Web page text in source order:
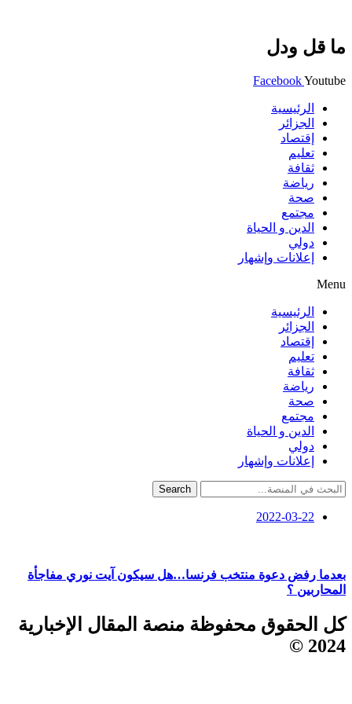
ما قل ودل
FacebookYoutube
الرئيسية
الجزائر
إقتصاد
تعليم
ثقافة
رياضة
صحة
مجتمع
الدين و الحياة
دولي
إعلانات وإشهار
Menu
الرئيسية
الجزائر
إقتصاد
تعليم
ثقافة
رياضة
صحة
مجتمع
الدين و الحياة
دولي
إعلانات وإشهار
Search
2022-03-22
بعدما رفض دعوة منتخب فرنسا…هل سيكون آيت نوري مفاجأة
المحاربين ؟
كل الحقوق محفوظة منصة المقال الإخبارية
2024 ©